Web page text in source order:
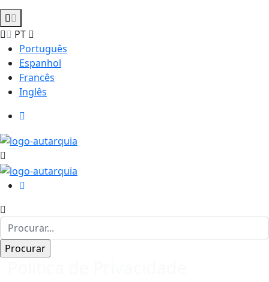
PT
Português
Espanhol
Francês
Inglês